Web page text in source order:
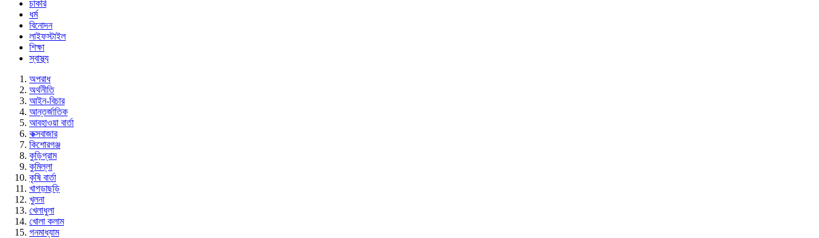
চাকরি
ধর্ম
বিনোদন
লাইফস্টাইল
শিক্ষা
স্বাস্থ্য
অপরাধ
অর্থনীতি
আইন-বিচার
আন্তর্জাতিক
আবহাওয়া বার্তা
কক্সবাজার
কিশোরগঞ্জ
কুড়িগ্রাম
কুমিল্লা
কৃষি বার্তা
খাগড়াছড়ি
খুলনা
খেলাধুলা
খোলা কলাম
গনমাধ্যাম